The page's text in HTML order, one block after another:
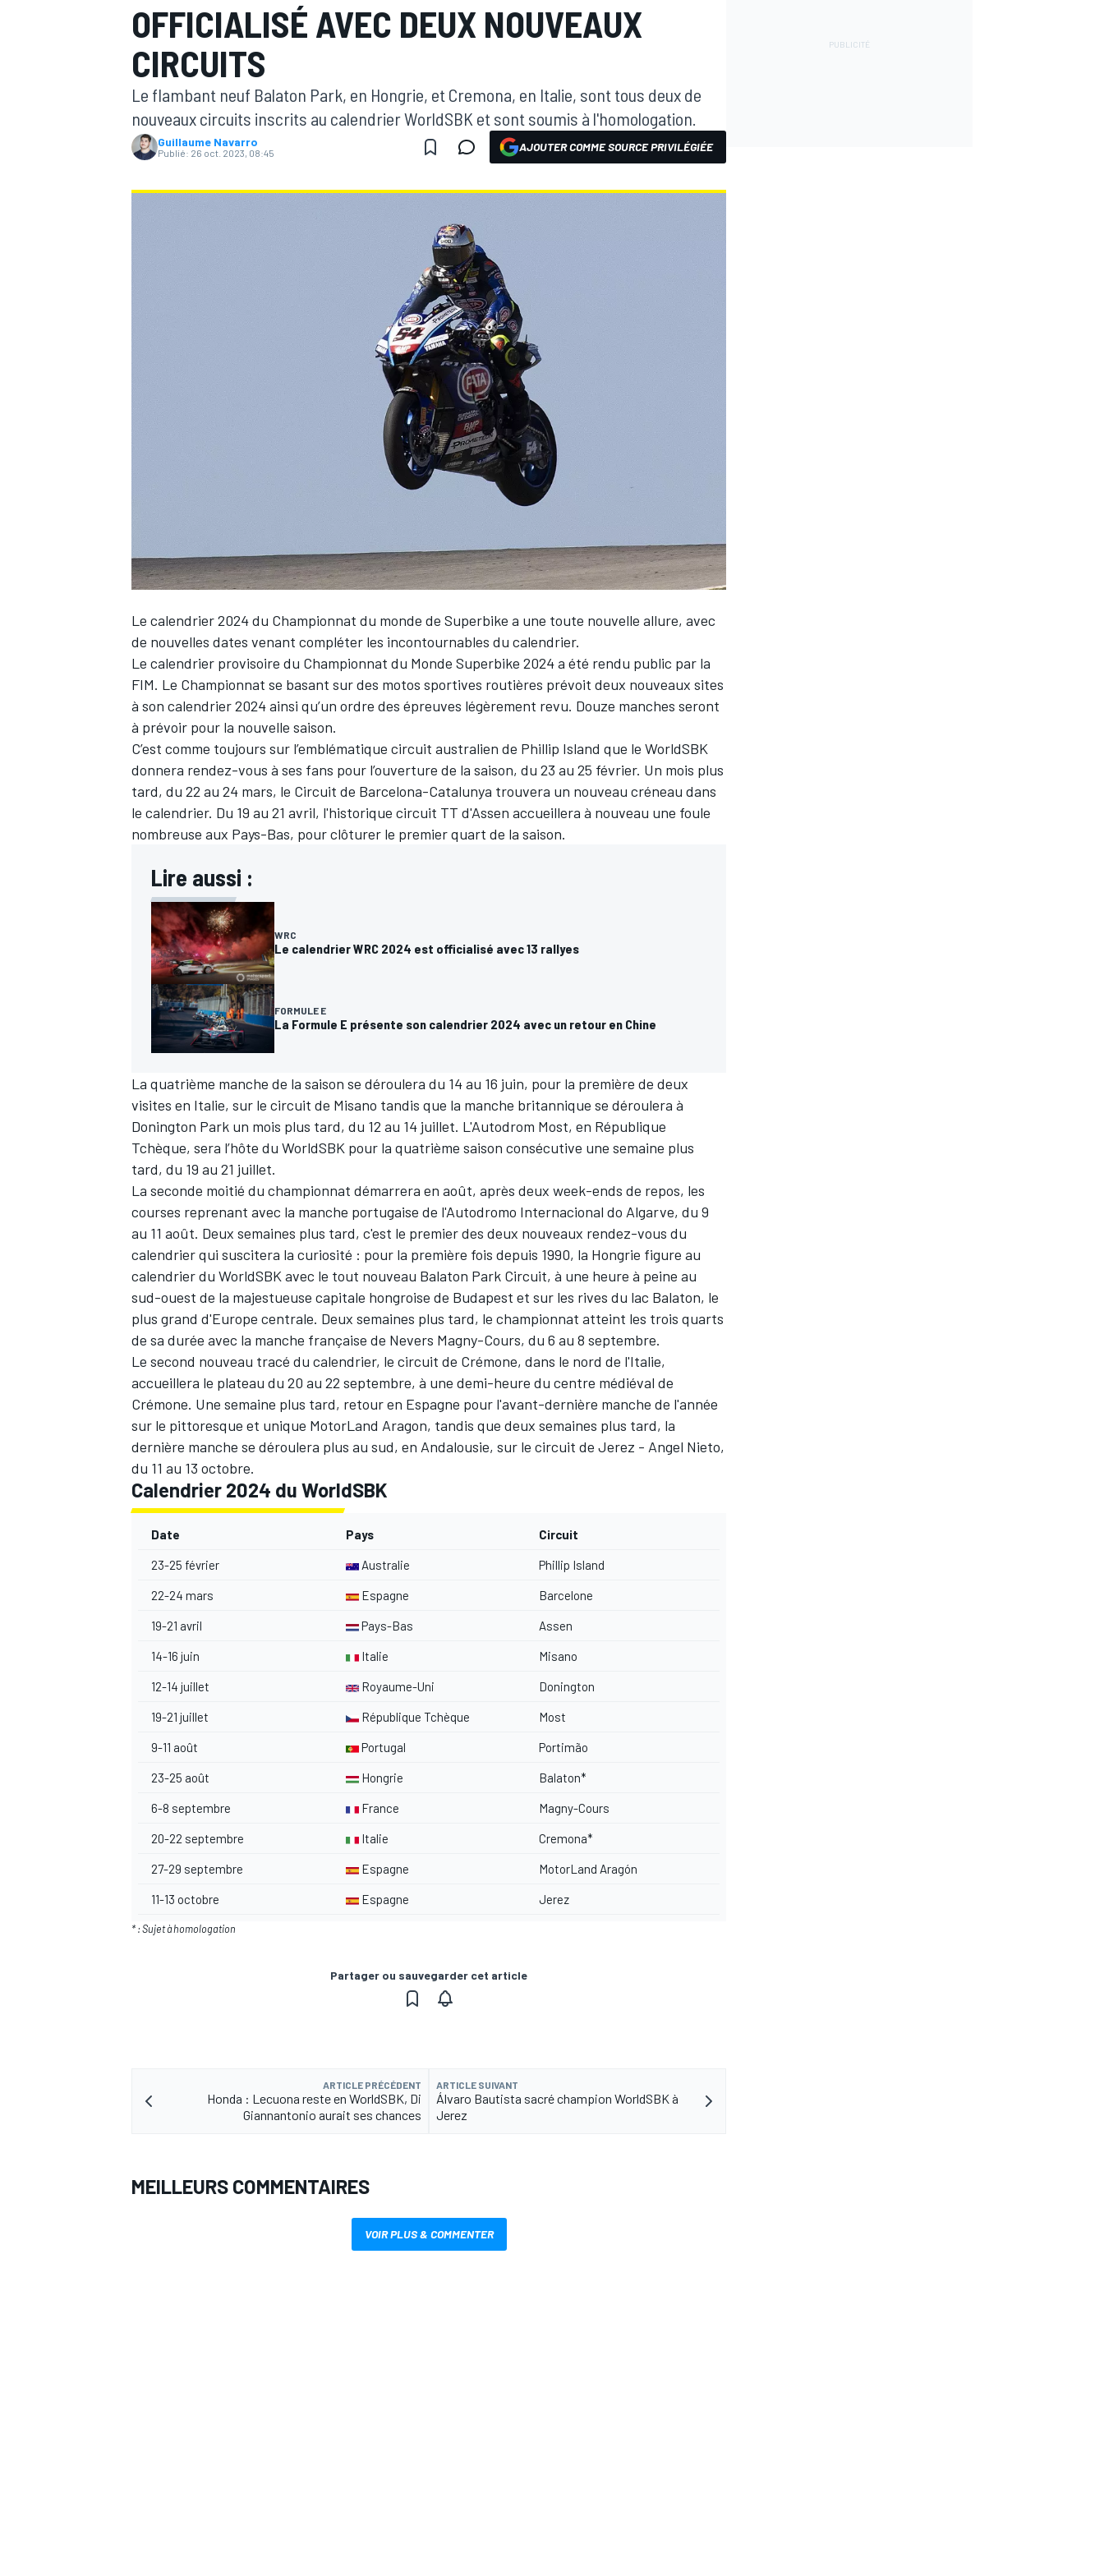
MOTOGP
WEC
AUTRES CHAMPIONNATS
OFFICIALISÉ AVEC DEUX NOUVEAUX
CIRCUITS
Le flambant neuf Balaton Park, en Hongrie, et Cremona, en Italie, sont tous deux de
nouveaux circuits inscrits au calendrier WorldSBK et sont soumis à l'homologation.
Guillaume Navarro
Publié: 26 oct. 2023, 08:45 AJOUTER COMME SOURCE PRIVILÉGIÉE
Le calendrier 2024 du Championnat du monde de Superbike a une toute nouvelle allure, avec
de nouvelles dates venant compléter les incontournables du calendrier.
Le calendrier provisoire du Championnat du Monde Superbike 2024 a été rendu public par la
FIM. Le Championnat se basant sur des motos sportives routières prévoit deux nouveaux sites
à son calendrier 2024 ainsi qu’un ordre des épreuves légèrement revu. Douze manches seront
à prévoir pour la nouvelle saison.
C’est comme toujours sur l’emblématique circuit australien de Phillip Island que le WorldSBK
donnera rendez-vous à ses fans pour l’ouverture de la saison, du 23 au 25 février. Un mois plus
tard, du 22 au 24 mars, le Circuit de Barcelona-Catalunya trouvera un nouveau créneau dans
le calendrier. Du 19 au 21 avril, l'historique circuit TT d'Assen accueillera à nouveau une foule
nombreuse aux Pays-Bas, pour clôturer le premier quart de la saison.
Lire aussi :
WRC
Le calendrier WRC 2024 est officialisé avec 13 rallyes
FORMULE E
La Formule E présente son calendrier 2024 avec un retour en Chine
La quatrième manche de la saison se déroulera du 14 au 16 juin, pour la première de deux
visites en Italie, sur le circuit de Misano tandis que la manche britannique se déroulera à
Donington Park un mois plus tard, du 12 au 14 juillet. L'Autodrom Most, en République
Tchèque, sera l’hôte du WorldSBK pour la quatrième saison consécutive une semaine plus
tard, du 19 au 21 juillet.
La seconde moitié du championnat démarrera en août, après deux week-ends de repos, les
courses reprenant avec la manche portugaise de l'Autodromo Internacional do Algarve, du 9
au 11 août. Deux semaines plus tard, c'est le premier des deux nouveaux rendez-vous du
calendrier qui suscitera la curiosité : pour la première fois depuis 1990, la Hongrie figure au
calendrier du WorldSBK avec le tout nouveau Balaton Park Circuit, à une heure à peine au
sud-ouest de la majestueuse capitale hongroise de Budapest et sur les rives du lac Balaton, le
plus grand d'Europe centrale. Deux semaines plus tard, le championnat atteint les trois quarts
de sa durée avec la manche française de Nevers Magny-Cours, du 6 au 8 septembre.
Le second nouveau tracé du calendrier, le circuit de Crémone, dans le nord de l'Italie,
accueillera le plateau du 20 au 22 septembre, à une demi-heure du centre médiéval de
Crémone. Une semaine plus tard, retour en Espagne pour l'avant-dernière manche de l'année
sur le pittoresque et unique MotorLand Aragon, tandis que deux semaines plus tard, la
dernière manche se déroulera plus au sud, en Andalousie, sur le circuit de Jerez - Angel Nieto,
du 11 au 13 octobre.
Calendrier 2024 du WorldSBK
Date Pays Circuit
23-25 février Australie Phillip Island
22-24 mars Espagne Barcelone
19-21 avril Pays-Bas Assen
14-16 juin Italie Misano
12-14 juillet Royaume-Uni Donington
19-21 juillet République Tchèque Most
9-11 août Portugal Portimão
23-25 août Hongrie Balaton*
6-8 septembre France Magny-Cours
20-22 septembre Italie Cremona*
27-29 septembre Espagne MotorLand Aragón
11-13 octobre Espagne Jerez
* : Sujet à homologation
Partager ou sauvegarder cet article
ARTICLE PRÉCÉDENT
Honda : Lecuona reste en WorldSBK, Di
Giannantonio aurait ses chances
ARTICLE SUIVANT
Álvaro Bautista sacré champion WorldSBK à
Jerez
MEILLEURS COMMENTAIRES
VOIR PLUS & COMMENTER